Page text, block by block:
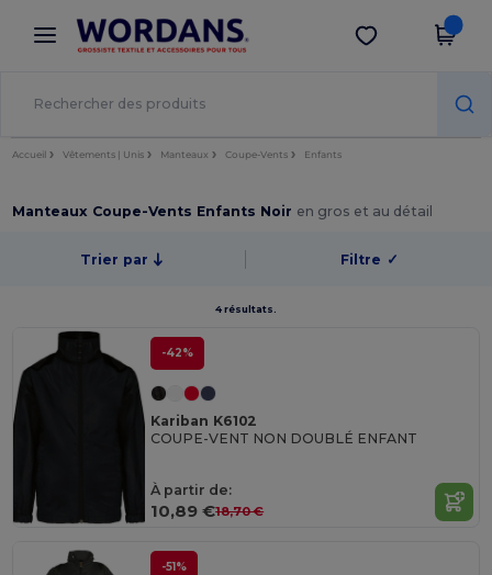
× Appli Wordans
Meilleurs prix sur l’app !
Obtenir l'appli
Accueil Vêtements | Unis Manteaux Coupe-Vents Enfants
Manteaux Coupe-Vents Enfants Noir en gros et au détail
Trier par Filtre ✓
4 résultats.
-42%
Kariban K6102
COUPE-VENT NON DOUBLÉ ENFANT
À partir de:
10,89 €18,70 €
-51%